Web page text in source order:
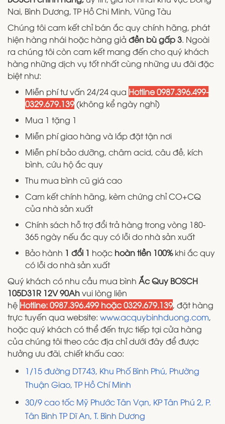
Nai, Bình Dương, TP Hồ Chi Minh, Vũng Tàu
Chúng tôi cam kết chỉ bán ắc quy chính hãng, phát
hiện hàng nhái hoặc hàng giả đền bù gấp 3. Ngoài
ra chúng tôi còn cam kết mang đến cho quý khách
hàng những dịch vụ tốt nhất cùng những ưu đãi đặc
biệt như:
Miễn phí tư vấn 24/24 qua Hotline0987.396.499-
0329.679.139(không kể ngày nghỉ)
Mua 1 tặng 1
Miễn phí giao hàng và lắp đặt tận nơi
Miễn phí bảo dưỡng, châm acid, câu đề, kích
bình, cứu hộ ắc quy
Thu mua bình cũ giá cao
Cam kết chính hãng, kèm chứng chỉ CO+CQ
của nhà sản xuất
Chính sách hỗ trợ đổi trả hàng trong vòng 180-
365 ngày nếu ắc quy có lỗi do nhà sản xuất
Bảo hành 1 đổi 1 hoặc hoàn tiền 100%khi ắc quy
có lỗi do nhà sản xuất
Quý khách có nhu cầu mua bình Ắc Quy BOSCH
105D31R 12V 90Ahvui lòng liên
hệ Hotline: 0987.396.499 hoặc 0329.679.139, đặt hàng
trực tuyến qua website: www.acquybinhduong.com,
hoặc quý khách có thể đến trực tiếp tại cửa hàng
của chúng tôi theo các địa chỉ dưới đây để được
hưởng ưu đãi, chiết khấu cao:
1/15 đường DT743, Khu Phố Bình Phú, Phường
Thuận Giao, TP Hồ Chí Minh
30/9 cao tốc Mỹ Phước Tân Vạn, KP Tân Phú 2, P.
Tân Bình TP Dĩ An, T. Bình Dương